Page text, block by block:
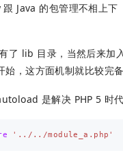
Java 的包管理不相上下
了 lib 目录，当然后来加
始，这方面机制就比较完备
是解决 PHP 5 时代
'../../module_a.php'